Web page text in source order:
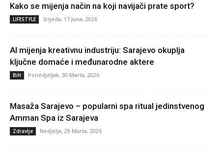
Kako se mijenja način na koji navijači prate sport?
LIFESTYLE Srijeda, 17 Juna, 2026
AI mijenja kreativnu industriju: Sarajevo okuplja
ključne domaće i međunarodne aktere
BiH Ponedjeljak, 30 Marta, 2026
Masaža Sarajevo – popularni spa ritual jedinstvenog
Amman Spa iz Sarajeva
Zdravlje Nedjelja, 29 Marta, 2026